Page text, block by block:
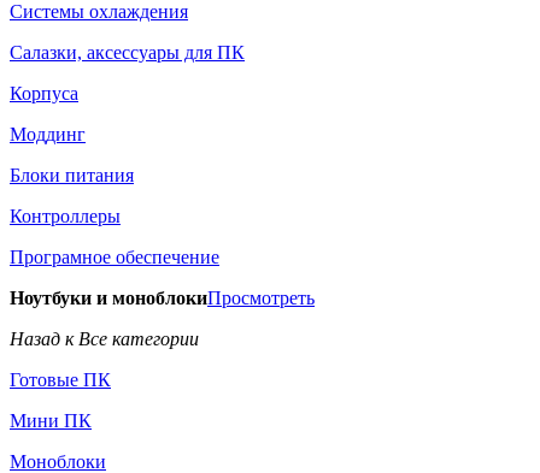
Системы охлаждения
Салазки, аксессуары для ПК
Корпуса
Моддинг
Блоки питания
Контроллеры
Програмное обеспечение
Ноутбуки и моноблокиПросмотреть
Назад к Все категории
Готовые ПК
Мини ПК
Моноблоки